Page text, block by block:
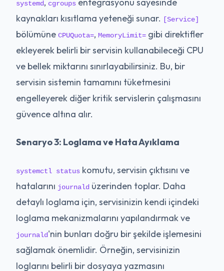
systemd, cgroups entegrasyonu sayesinde
kaynakları kısıtlama yeteneği sunar.
[Service]
bölümüne CPUQuota=, MemoryLimit= gibi direktifler
ekleyerek belirli bir servisin kullanabileceği CPU
ve bellek miktarını sınırlayabilirsiniz. Bu, bir
servisin sistemin tamamını tüketmesini
engelleyerek diğer kritik servislerin çalışmasını
güvence altına alır.
Senaryo 3: Loglama ve Hata Ayıklama
systemctl status komutu, servisin çıktısını ve
hatalarını journald üzerinden toplar. Daha
detaylı loglama için, servisinizin kendi içindeki
loglama mekanizmalarını yapılandırmak ve
journald'nin bunları doğru bir şekilde işlemesini
sağlamak önemlidir. Örneğin, servisinizin
loglarını belirli bir dosyaya yazmasını